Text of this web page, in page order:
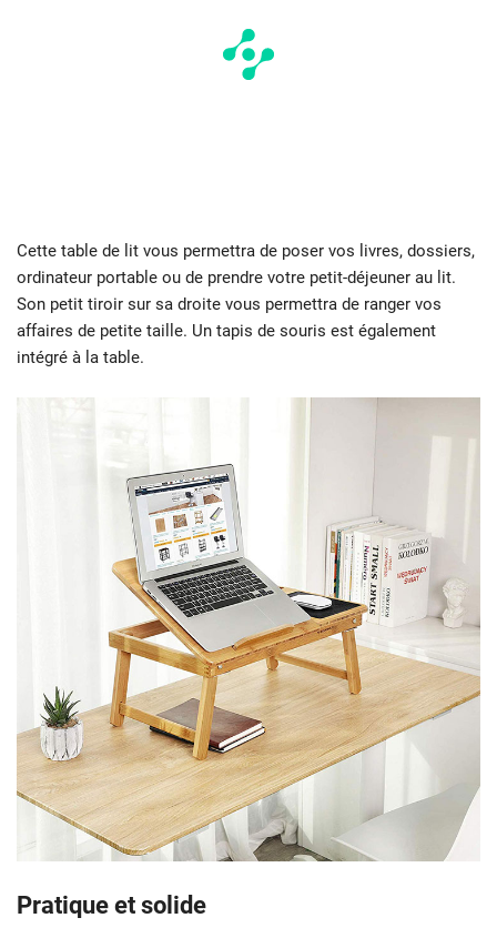
Cette table de lit vous permettra de poser vos livres, dossiers,
ordinateur portable ou de prendre votre petit-déjeuner au lit.
Son petit tiroir sur sa droite vous permettra de ranger vos
affaires de petite taille. Un tapis de souris est également
intégré à la table.
Pratique et solide